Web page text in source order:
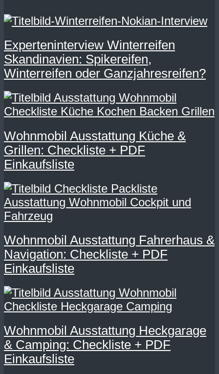
Experteninterview Winterreifen
Skandinavien: Spikereifen,
Winterreifen oder Ganzjahresreifen?
Wohnmobil Ausstattung Küche &
Grillen: Checkliste + PDF
Einkaufsliste
Wohnmobil Ausstattung Fahrerhaus &
Navigation: Checkliste + PDF
Einkaufsliste
Wohnmobil Ausstattung Heckgarage
& Camping: Checkliste + PDF
Einkaufsliste